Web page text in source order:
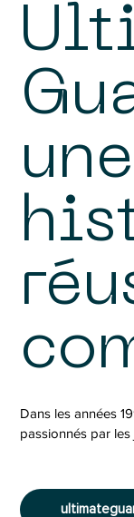
une
Dans les années
passionnés par
temps, nous
idées de produits